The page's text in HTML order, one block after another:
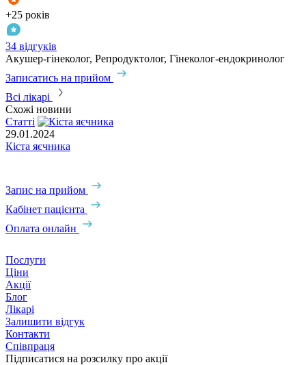
+25 років
34 відгуків
Акушер-гінеколог, Репродуктолог, Гінеколог-ендокринолог
Записатись на прийом
Всі лікарі
Схожі новини
Статті
29.01.2024
Кіста яєчника
Запис на прийом
Кабінет пацієнта
Оплата онлайн
Послуги
Ціни
Акції
Блог
Лікарі
Залишити відгук
Контакти
Співпраця
Підписатися на розсилку про акції